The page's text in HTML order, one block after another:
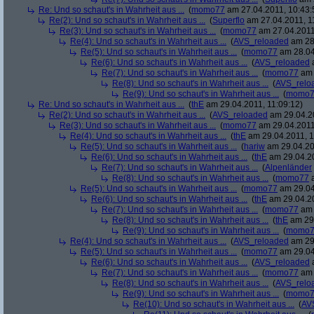
Re: Und so schaut's in Wahrheit aus ... (momo77 am 27.04.2011,
Re(2): Und so schaut's in Wahrheit aus ... (Superflo am 27.04.2011,
Re(3): Und so schaut's in Wahrheit aus ... (momo77 am
Re(4): Und so schaut's in Wahrheit aus ... (AVS_reloaded am
Re(5): Und so schaut's in Wahrheit aus ... (momo77 am
Re(6): Und so schaut's in Wahrheit aus ... (AVS_reloaded
Re(7): Und so schaut's in Wahrheit aus ... (momo77 am
Re(8): Und so schaut's in Wahrheit aus ... (
Re(9): Und so schaut's in Wahrheit aus ... (
Re: Und so schaut's in Wahrheit aus ... (thE am 29.04.2011, 11:09:12)
Re(2): Und so schaut's in Wahrheit aus ... (AVS_reloaded am
Re(3): Und so schaut's in Wahrheit aus ... (momo77 am
Re(4): Und so schaut's in Wahrheit aus ... (thE am 29.04.2011,
Re(5): Und so schaut's in Wahrheit aus ... (hariw am
Re(6): Und so schaut's in Wahrheit aus ... (thE am
Re(7): Und so schaut's in Wahrheit aus ... (Alpenländer
Re(8): Und so schaut's in Wahrheit aus ... (momo77
Re(5): Und so schaut's in Wahrheit aus ... (momo77 am
Re(6): Und so schaut's in Wahrheit aus ... (thE am
Re(7): Und so schaut's in Wahrheit aus ... (momo77
Re(8): Und so schaut's in Wahrheit aus ... (thE am
Re(9): Und so schaut's in Wahrheit aus ... (
Re(4): Und so schaut's in Wahrheit aus ... (AVS_reloaded am
Re(5): Und so schaut's in Wahrheit aus ... (momo77 am
Re(6): Und so schaut's in Wahrheit aus ... (AVS_reloaded
Re(7): Und so schaut's in Wahrheit aus ... (momo77
Re(8): Und so schaut's in Wahrheit aus ... (
Re(9): Und so schaut's in Wahrheit aus ... (
Re(10): Und so schaut's in Wahrheit aus ... (